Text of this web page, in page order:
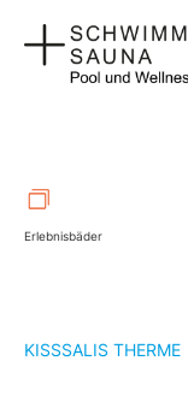
Inhalt
springen
Erlebnisbäder
KISSSALIS THERME